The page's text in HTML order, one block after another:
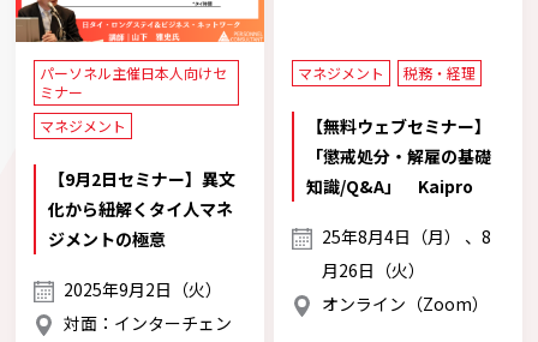
パーソネル主催日本人向けセ
ミナー
マネジメント
【9月2日セミナー】異文
化から紐解くタイ人マネ
ジメントの極意
2025年9月2日（火）
対面：インターチェン
マネジメント 税務・経理
【無料ウェブセミナー】
「懲戒処分・解雇の基礎
知識/Q&A」 Kaipro
25年8月4日（月） 、8
月26日（火）
オンライン（Zoom）